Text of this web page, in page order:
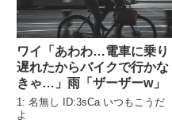
ワイ「あわわ…電車に乗り
遅れたからバイクで行かな
きゃ…」雨「ザーザーw」
1: 名無し ID:3sCa いつもこうだ
よ